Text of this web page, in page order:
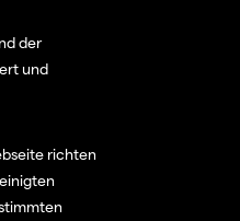
der
und
richten